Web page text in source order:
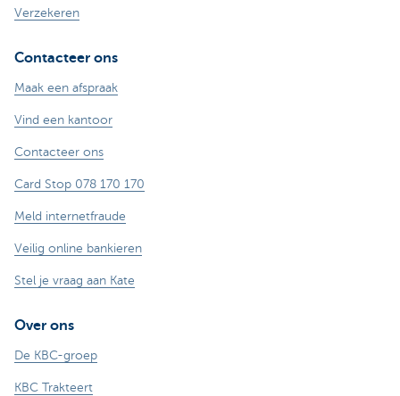
Verzekeren
Contacteer ons
Maak een afspraak
Vind een kantoor
Contacteer ons
Card Stop 078 170 170
Meld internetfraude
Veilig online bankieren
Stel je vraag aan Kate
Over ons
De KBC-groep
KBC Trakteert